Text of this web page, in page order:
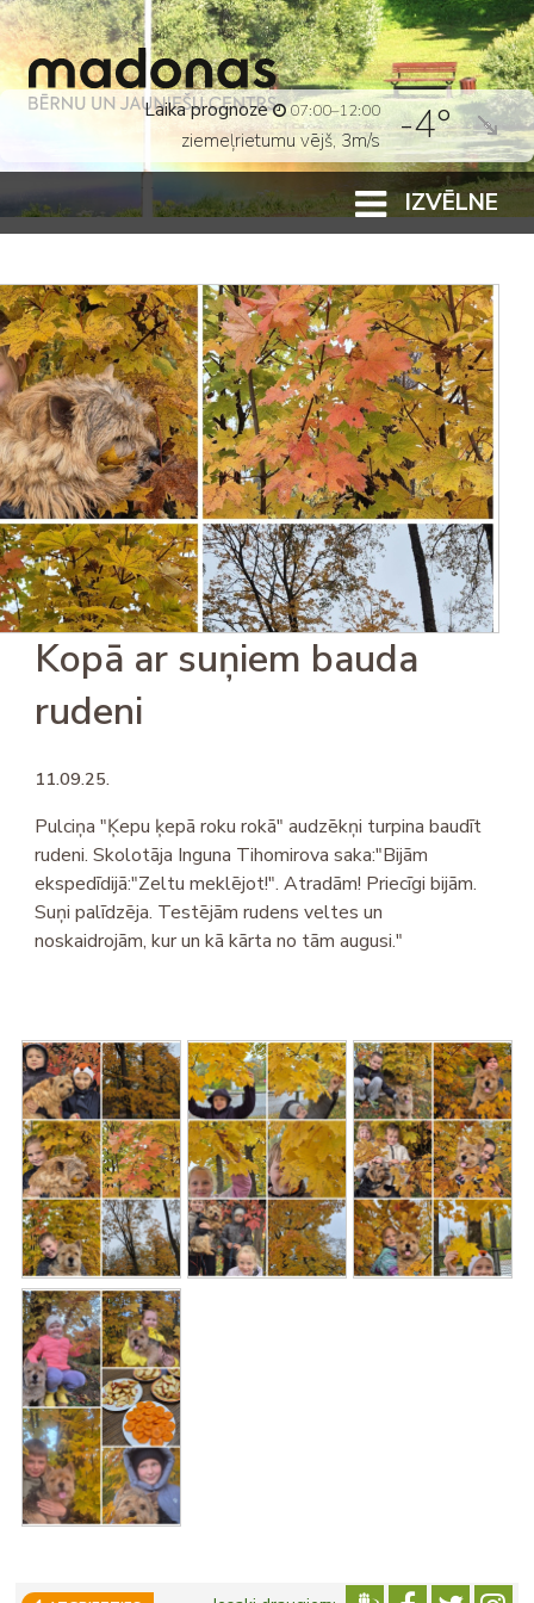
IZVĒLNE
Laika prognoze 07:00–12:00
ziemeļrietumu vējš, 3m/s -4°
Kopā ar suņiem bauda
rudeni
11.09.25.
Pulciņa "Ķepu ķepā roku rokā" audzēkņi turpina baudīt
rudeni. Skolotāja Inguna Tihomirova saka:"Bijām
ekspedīdijā:"Zeltu meklējot!". Atradām! Priecīgi bijām.
Suņi palīdzēja. Testējām rudens veltes un
noskaidrojām, kur un kā kārta no tām augusi."